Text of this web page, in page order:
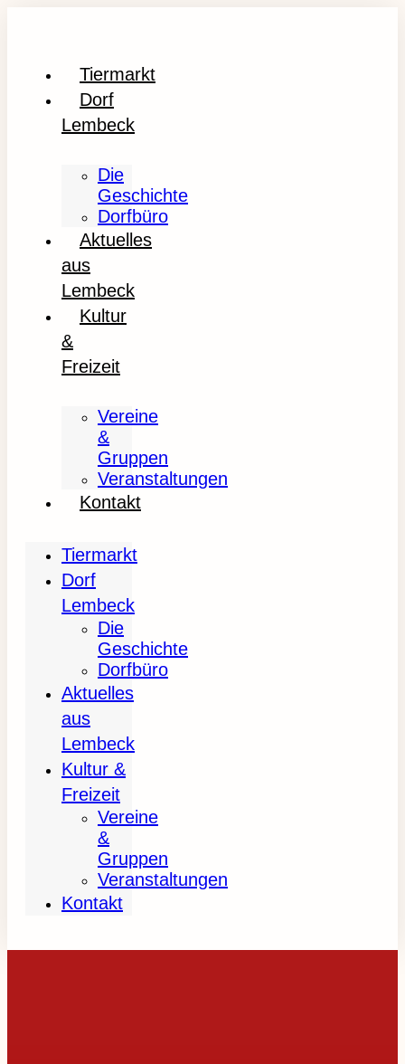
Tiermarkt
Dorf
Lembeck
Die
Geschichte
Dorfbüro
Aktuelles
aus
Lembeck
Kultur
&
Freizeit
Vereine
&
Gruppen
Veranstaltungen
Kontakt
Tiermarkt
Dorf
Lembeck
Die
Geschichte
Dorfbüro
Aktuelles
aus
Lembeck
Kultur &
Freizeit
Vereine
&
Gruppen
Veranstaltungen
Kontakt